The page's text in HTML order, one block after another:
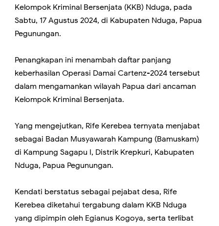
Kelompok Kriminal Bersenjata (KKB) Nduga, pada
Sabtu, 17 Agustus 2024, di Kabupaten Nduga, Papua
Pegunungan.
Penangkapan ini menambah daftar panjang
keberhasilan Operasi Damai Cartenz-2024 tersebut
dalam mengamankan wilayah Papua dari ancaman
Kelompok Kriminal Bersenjata.
Yang mengejutkan, Rife Kerebea ternyata menjabat
sebagai Badan Musyawarah Kampung (Bamuskam)
di Kampung Sagapu I, Distrik Krepkuri, Kabupaten
Nduga, Papua Pegunungan.
Kendati berstatus sebagai pejabat desa, Rife
Kerebea diketahui tergabung dalam KKB Nduga
yang dipimpin oleh Egianus Kogoya, serta terlibat